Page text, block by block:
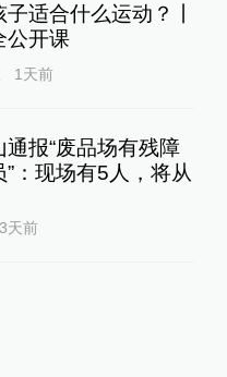
适合什么运动？丨
公开课
1天前
通报“废品场有残障
”：现场有5人，将从
3天前